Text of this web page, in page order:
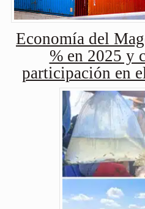
Economía del
% en 2025 y
participación en